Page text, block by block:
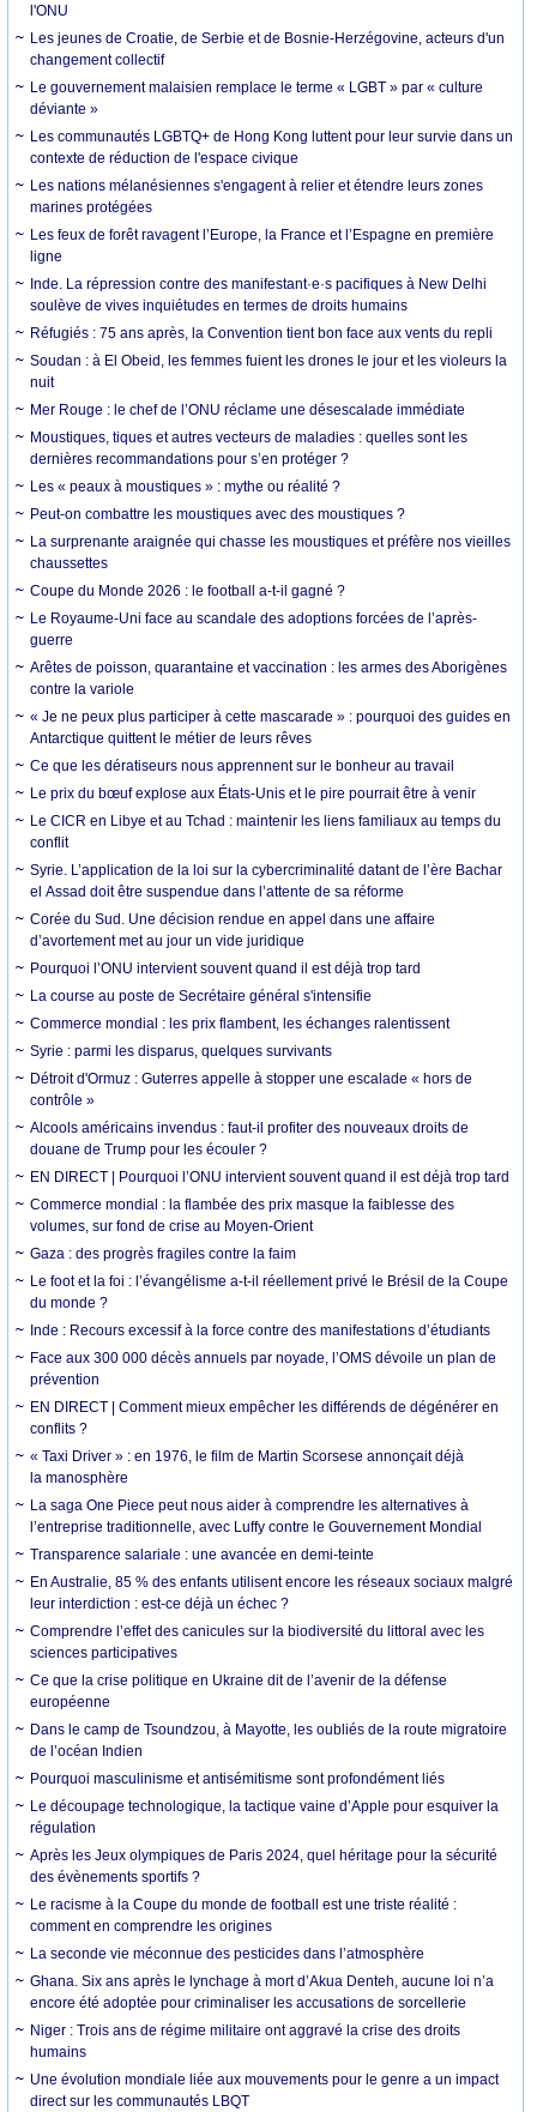
l'ONU
Les jeunes de Croatie, de Serbie et de Bosnie-Herzégovine, acteurs d'un
changement collectif
Le gouvernement malaisien remplace le terme « LGBT » par « culture
déviante »
Les communautés LGBTQ+ de Hong Kong luttent pour leur survie dans un
contexte de réduction de l'espace civique
Les nations mélanésiennes s'engagent à relier et étendre leurs zones
marines protégées
Les feux de forêt ravagent l’Europe, la France et l’Espagne en première
ligne
Inde. La répression contre des manifestant·e·s pacifiques à New Delhi
soulève de vives inquiétudes en termes de droits humains
Réfugiés : 75 ans après, la Convention tient bon face aux vents du repli
Soudan : à El Obeid, les femmes fuient les drones le jour et les violeurs la
nuit
Mer Rouge : le chef de l’ONU réclame une désescalade immédiate
Moustiques, tiques et autres vecteurs de maladies : quelles sont les
dernières recommandations pour s’en protéger ?
Les « peaux à moustiques » : mythe ou réalité ?
Peut-on combattre les moustiques avec des moustiques ?
La surprenante araignée qui chasse les moustiques et préfère nos vieilles
chaussettes
Coupe du Monde 2026 : le football a-t-il gagné ?
Le Royaume-Uni face au scandale des adoptions forcées de l’après-
guerre
Arêtes de poisson, quarantaine et vaccination : les armes des Aborigènes
contre la variole
« Je ne peux plus participer à cette mascarade » : pourquoi des guides en
Antarctique quittent le métier de leurs rêves
Ce que les dératiseurs nous apprennent sur le bonheur au travail
Le prix du bœuf explose aux États-Unis et le pire pourrait être à venir
Le CICR en Libye et au Tchad : maintenir les liens familiaux au temps du
conflit
Syrie. L’application de la loi sur la cybercriminalité datant de l’ère Bachar
el Assad doit être suspendue dans l’attente de sa réforme
Corée du Sud. Une décision rendue en appel dans une affaire
d’avortement met au jour un vide juridique
Pourquoi l’ONU intervient souvent quand il est déjà trop tard
La course au poste de Secrétaire général s'intensifie
Commerce mondial : les prix flambent, les échanges ralentissent
Syrie : parmi les disparus, quelques survivants
Détroit d'Ormuz : Guterres appelle à stopper une escalade « hors de
contrôle »
Alcools américains invendus : faut-il profiter des nouveaux droits de
douane de Trump pour les écouler ?
EN DIRECT | Pourquoi l’ONU intervient souvent quand il est déjà trop tard
Commerce mondial : la flambée des prix masque la faiblesse des
volumes, sur fond de crise au Moyen-Orient
Gaza : des progrès fragiles contre la faim
Le foot et la foi : l’évangélisme a-t-il réellement privé le Brésil de la Coupe
du monde ?
Inde : Recours excessif à la force contre des manifestations d’étudiants
Face aux 300 000 décès annuels par noyade, l’OMS dévoile un plan de
prévention
EN DIRECT | Comment mieux empêcher les différends de dégénérer en
conflits ?
« Taxi Driver » : en 1976, le film de Martin Scorsese annonçait déjà
la manosphère
La saga One Piece peut nous aider à comprendre les alternatives à
l’entreprise traditionnelle, avec Luffy contre le Gouvernement Mondial
Transparence salariale : une avancée en demi-teinte
En Australie, 85 % des enfants utilisent encore les réseaux sociaux malgré
leur interdiction : est-ce déjà un échec ?
Comprendre l’effet des canicules sur la biodiversité du littoral avec les
sciences participatives
Ce que la crise politique en Ukraine dit de l’avenir de la défense
européenne
Dans le camp de Tsoundzou, à Mayotte, les oubliés de la route migratoire
de l’océan Indien
Pourquoi masculinisme et antisémitisme sont profondément liés
Le découpage technologique, la tactique vaine d’Apple pour esquiver la
régulation
Après les Jeux olympiques de Paris 2024, quel héritage pour la sécurité
des évènements sportifs ?
Le racisme à la Coupe du monde de football est une triste réalité :
comment en comprendre les origines
La seconde vie méconnue des pesticides dans l’atmosphère
Ghana. Six ans après le lynchage à mort d’Akua Denteh, aucune loi n’a
encore été adoptée pour criminaliser les accusations de sorcellerie
Niger : Trois ans de régime militaire ont aggravé la crise des droits
humains
Une évolution mondiale liée aux mouvements pour le genre a un impact
direct sur les communautés LBQT